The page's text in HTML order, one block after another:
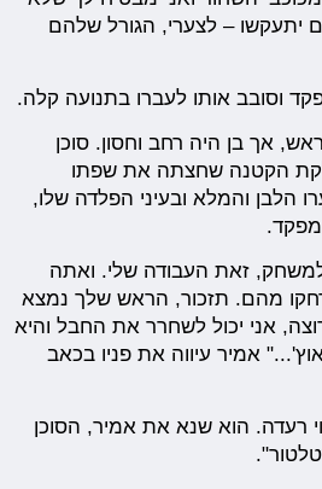
יתעקשו – לצערי, הגורל שלהם
וסובב אותו לעברו בתנועה קלה.
אך בן היה רחב וחסון. סוכן
הקטנה שחצתה את שפתו
הלבן והמלא ובעיני הפלדה שלו,
זאת העבודה שלי. ואתה
מהם. תזכור, הראש שלך נמצא
אני יכול לשחרר את החבל והיא
אמיר עיווה את פניו בכאב
רעדה. הוא שנא את אמיר, הסוכן